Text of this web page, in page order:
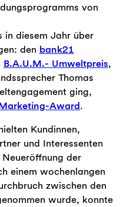
von
in diesem Jahr über
den bank21
B.A.U.M.- Umweltpreis,
Thomas
ging,
Award.
Kundinnen,
und Interessenten
der
einem wochenlangen
zwischen den
wurde, konnte